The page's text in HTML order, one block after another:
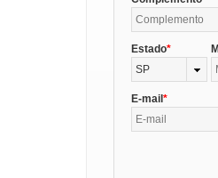
Estado
SP
E-mail